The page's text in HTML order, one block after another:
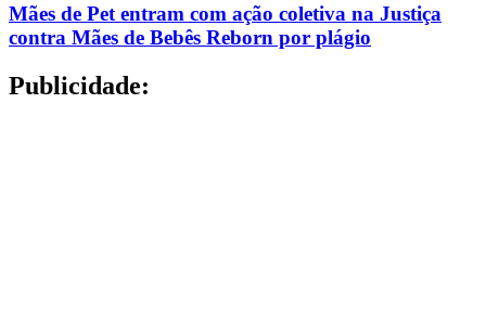
Mães de Pet entram com ação coletiva na Justiça
contra Mães de Bebês Reborn por plágio
Publicidade: